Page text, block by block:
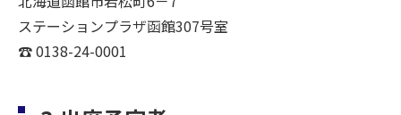
ステーションプラザ函館307号室
☎ 0138-24-0001